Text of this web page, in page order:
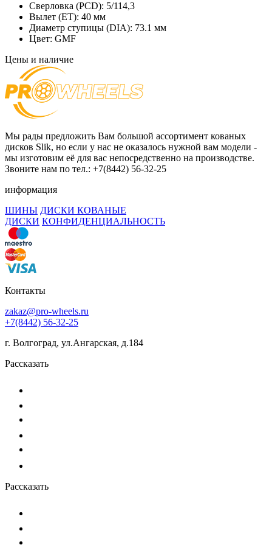
Сверловка (PCD): 5/114,3
Вылет (ET): 40 мм
Диаметр ступицы (DIA): 73.1 мм
Цвет: GMF
Цены и наличие
Мы рады предложить Вам большой ассортимент кованых
дисков Slik, но если у нас не оказалось нужной вам модели -
мы изготовим её для вас непосредственно на производстве.
Звоните нам по тел.: +7(8442) 56-32-25
информация
ШИНЫ ДИСКИ КОВАНЫЕ
ДИСКИ КОНФИДЕНЦИАЛЬНОСТЬ
Контакты
zakaz@pro-wheels.ru
+7(8442) 56-32-25
г. Волгоград, ул.Ангарская, д.184
Рассказать
Рассказать